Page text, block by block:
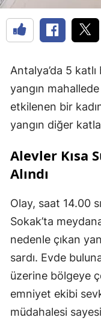
Antalya’da 5
yangın
etkilenen bir
yangın diğer
Alevler Kısa
Alındı
Olay, saat 14.00
Sokak’ta
nedenle çıkan
sardı. Evde
üzerine bölgeye
emniyet ekibi
müdahalesi